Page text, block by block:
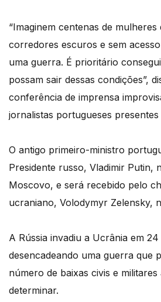
“Imaginem centenas de
corredores escuros e sem
uma guerra. É prioritário
possam sair dessas condições”,
conferência de imprensa
jornalistas portugueses presentes
O antigo primeiro-ministro
Presidente russo, Vladimir Putin,
Moscovo, e será recebido pelo
ucraniano, Volodymyr Zelensky,
A Rússia invadiu a Ucrânia em
desencadeando uma guerra que
número de baixas civis e
determinar.